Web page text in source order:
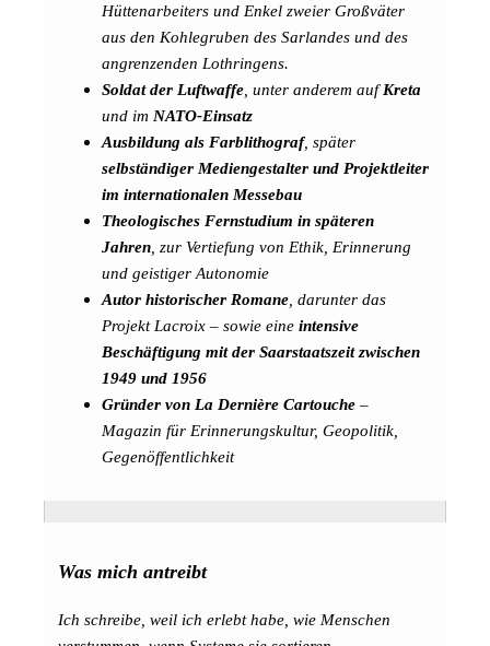
Hüttenarbeiters und Enkel zweier Großväter
aus den Kohlegruben des Sarlandes und des
angrenzenden Lothringens.
Soldat der Luftwaffe , unter anderem aufKreta
und im NATO-Einsatz
Ausbildung als Farblithograf, später
selbständiger Mediengestalter und Projektleiter
im internationalen Messebau
Theologisches Fernstudium in späteren
Jahren , zur Vertiefung von Ethik, Erinnerung
und geistiger Autonomie
Autor historischer Romane , darunter das
Projekt Lacroix – sowie eineintensive
Beschäftigung mit der Saarstaatszeit zwischen
1949 und 1956
Gründer von La Dernière Cartouche –
Magazin für Erinnerungskultur, Geopolitik,
Gegenöffentlichkeit
Was mich antreibt
Ich schreibe, weil ich erlebt habe, wie Menschen